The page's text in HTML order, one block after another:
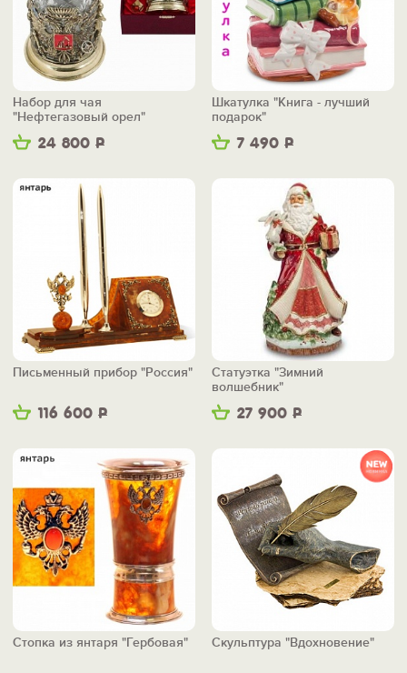
24 800 Р
Набор для чая
"Нефтегазовый орел"
7 490 Р
Шкатулка "Книга - лучший
подарок"
116 600 Р
Письменный прибор "Россия"
27 900 Р
Статуэтка "Зимний
волшебник"
Стопка из янтаря "Гербовая" Скульптура "Вдохновение"